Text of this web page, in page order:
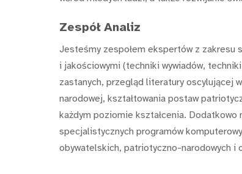
Zespół Analiz
Jesteśmy zespołem ekspertów z zakresu
i jakościowymi (techniki wywiadów,
zastanych, przegląd literatury oscylującej
narodowej, kształtowania postaw
każdym poziomie kształcenia. Dodatkowo
specjalistycznych programów
obywatelskich, patriotyczno-narodowych i